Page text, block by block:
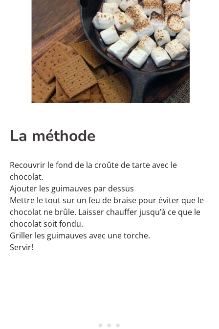
La méthode
Recouvrir le fond de la croûte de tarte avec le
chocolat.
Ajouter les guimauves par dessus
Mettre le tout sur un feu de braise pour éviter que le
chocolat ne brûle. Laisser chauffer jusqu’à ce que le
chocolat soit fondu.
Griller les guimauves avec une torche.
Servir!